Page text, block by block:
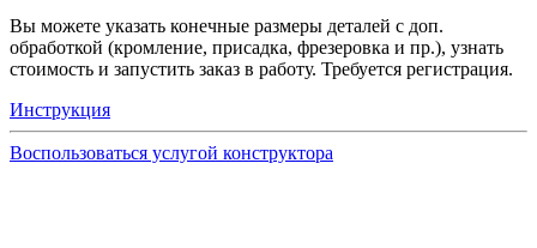
Вы можете указать конечные размеры деталей с доп.
обработкой (кромление, присадка, фрезеровка и пр.), узнать
стоимость и запустить заказ в работу. Требуется регистрация.
Инструкция
Воспользоваться услугой конструктора